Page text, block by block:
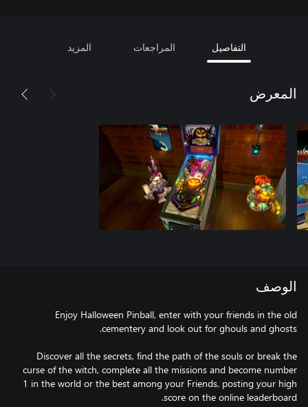
التفاصيل المراجعات المزيد
المعرض
الوصف
Enjoy Halloween Pinball, enter with your friends in the old
Discover all the secrets, find the path of the souls or break the
curse of the witch, complete all the missions and become number
1 in the world or the best among your Friends, posting your high